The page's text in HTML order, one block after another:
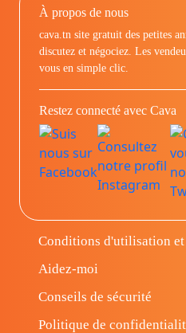
À propos de nous
cava.tn site gratuit des petites
discutez et négociez. Les
vous en simple clic.
Restez connecté avec Cava
Conditions d'utilisation
Aidez-moi
Conseils de sécurité
Politique de